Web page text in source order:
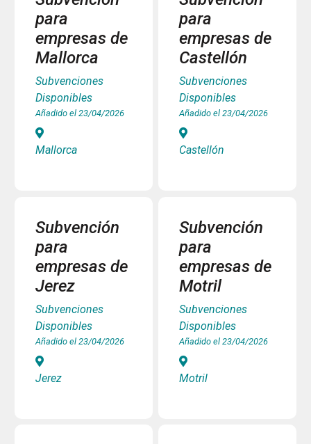
para
empresas de
Mallorca
Subvenciones
Disponibles
Añadido el 23/04/2026
Mallorca
para
empresas de
Castellón
Subvenciones
Disponibles
Añadido el 23/04/2026
Castellón
Subvención
para
empresas de
Jerez
Subvenciones
Disponibles
Añadido el 23/04/2026
Jerez
Subvención
para
empresas de
Motril
Subvenciones
Disponibles
Añadido el 23/04/2026
Motril